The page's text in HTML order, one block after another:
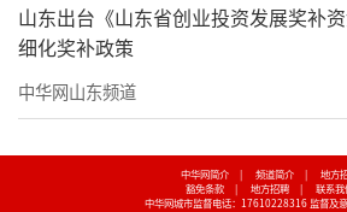
山东出台《山东省创业投资发展奖补
细化奖补政策
中华网山东频道
中华网简介 | 频道简介 |
地方
豁免条款
| 地方招聘 |
联系我
中华网城市监督电话：17610228316 监督及